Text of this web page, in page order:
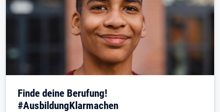
Finde deine Berufung!
#AusbildungKlarmachen